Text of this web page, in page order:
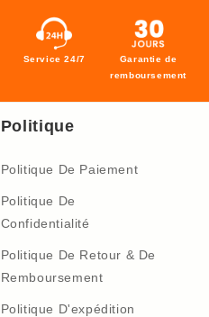
Service 24/7
Garantie de
remboursement
Politique
Politique De Paiement
Politique De
Confidentialité
Politique De Retour & De
Remboursement
Politique D'expédition